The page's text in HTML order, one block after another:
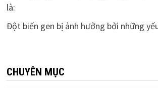
là:
Đột biến gen bị ảnh hưởng bởi những
CHUYÊN MỤC